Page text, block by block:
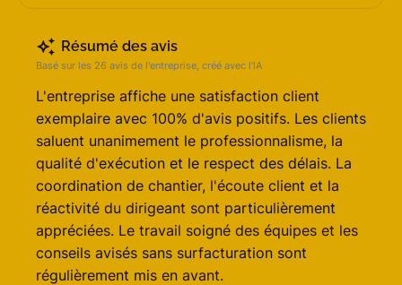
Résumé des avis
Basé sur les 26 avis de l'entreprise, créé avec l'IA
L'entreprise affiche une satisfaction client
exemplaire avec 100% d'avis positifs. Les clients
saluent unanimement le professionnalisme, la
qualité d'exécution et le respect des délais. La
coordination de chantier, l'écoute client et la
réactivité du dirigeant sont particulièrement
appréciées. Le travail soigné des équipes et les
conseils avisés sans surfacturation sont
régulièrement mis en avant.